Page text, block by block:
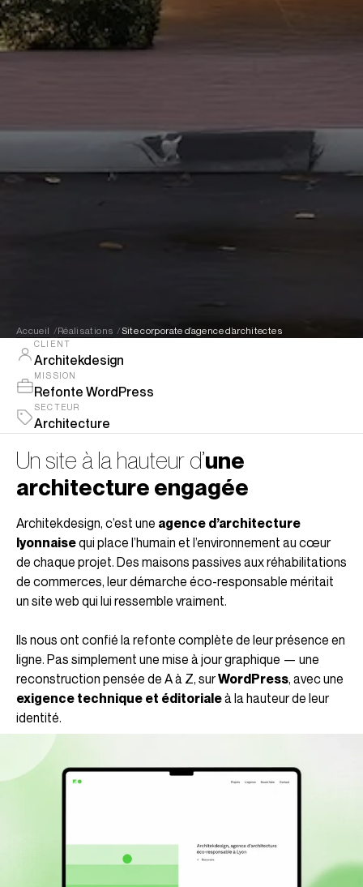
Accueil Réalisations Site corporate d’agence d’architectes
CLIENT
Architekdesign
MISSION
Refonte WordPress
SECTEUR
Architecture
Un site à la hauteur d’une
architecture engagée
Architekdesign, c’est une agence d’architecture
lyonnaisequi place l’humain et l’environnement au cœur
de chaque projet. Des maisons passives aux réhabilitations
de commerces, leur démarche éco-responsable méritait
un site web qui lui ressemble vraiment.
Ils nous ont confié la refonte complète de leur présence en
ligne. Pas simplement une mise à jour graphique — une
reconstruction pensée de A à Z, surWordPress, avec une
exigence technique et éditorialeà la hauteur de leur
identité.